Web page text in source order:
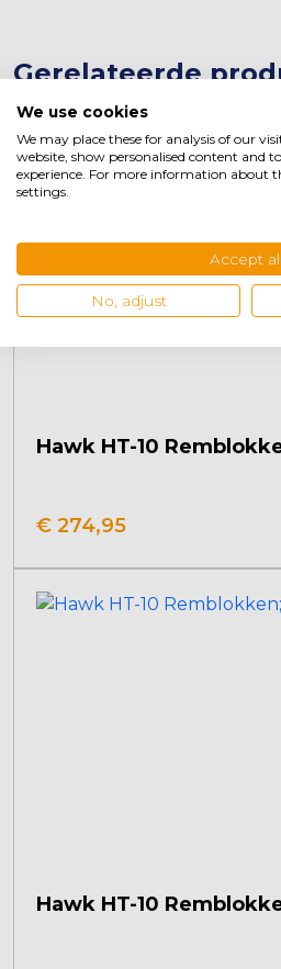
Gerelateerde
Hawk HT-10
€ 274,95
Hawk HT-10
We use cookies
We may place these for analysis of our
website, show personalised content and
experience. For more information about
settings.
Accept all
No, adjust